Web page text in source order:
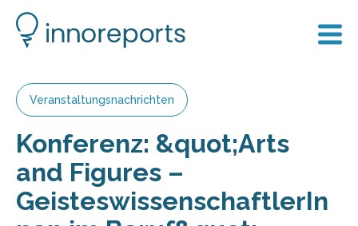
Veranstaltungsnachrichten
Konferenz: &quot;Arts
and Figures –
GeisteswissenschaftlerIn